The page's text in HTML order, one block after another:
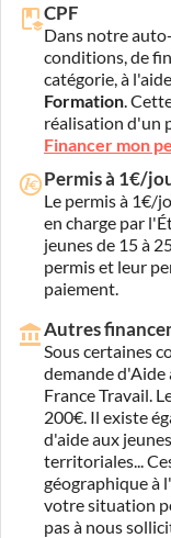
CPF
Dans notre
conditions, de
catégorie, à
Formation.
réalisation d'un
Financer mon
Permis à 1€/
Le permis à 1€/
en charge par
jeunes de 15 à
permis et leur
paiement.
Autres
Sous certaines
demande
France Travail.
200€. Il existe
d'aide aux
territoriales...
géographique à
votre situation
pas à nous